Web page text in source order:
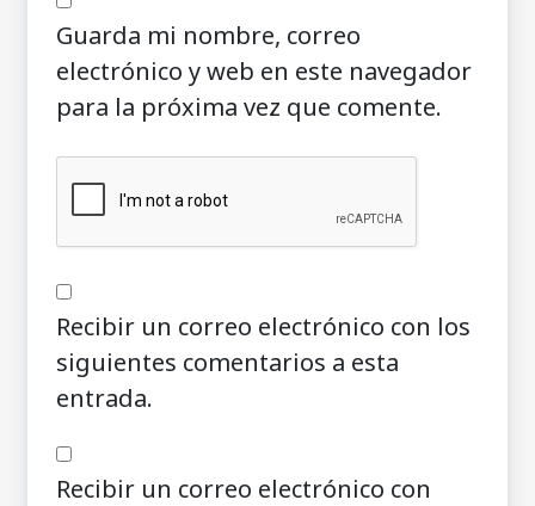
Guarda mi nombre, correo
electrónico y web en este navegador
para la próxima vez que comente.
Recibir un correo electrónico con los
siguientes comentarios a esta
entrada.
Recibir un correo electrónico con